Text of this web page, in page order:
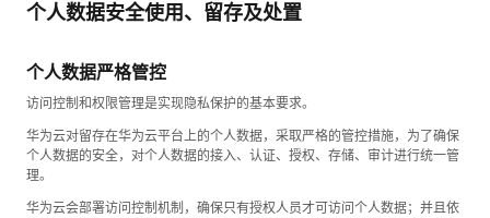
个人数据安全使用、留存及处置
个人数据严格管控
访问控制和权限管理是实现隐私保护的基本要求。
华为云对留存在华为云平台上的个人数据，采取严格的管控措施，为了确保
个人数据的安全，对个人数据的接入、认证、授权、存储、审计进行统一管
理。
华为云会部署访问控制机制，确保只有授权人员才可访问个人数据；并且依